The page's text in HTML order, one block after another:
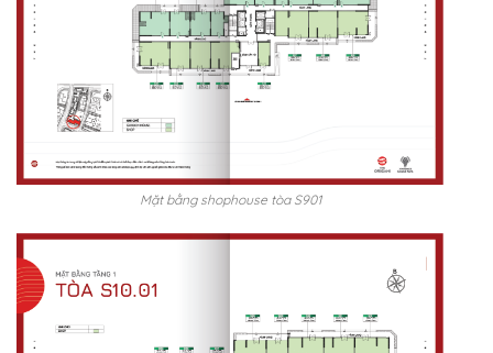
Mặt bằng shophouse tòa S901